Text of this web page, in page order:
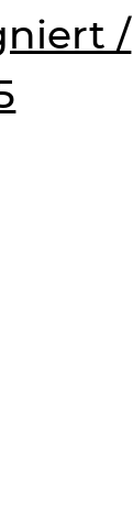
/